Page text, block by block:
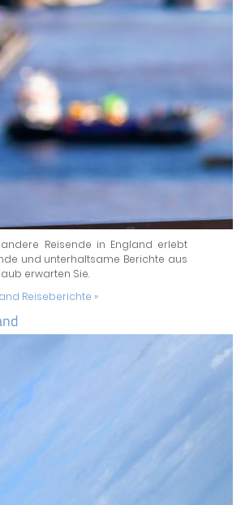
Reisende in England erlebt
und unterhaltsame Berichte aus
erwarten Sie.
Reiseberichte »